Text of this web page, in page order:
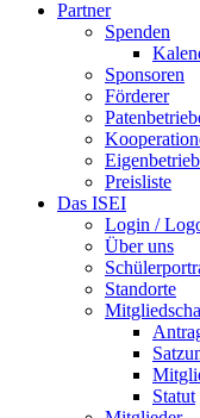
Partner
Spenden
Sponsoren
Förderer
Preisliste
Das ISEI
Login /
Über uns
Standorte
Statut